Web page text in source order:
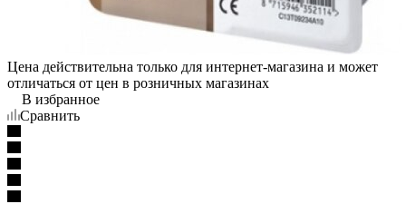
Цена действительна только для интернет-магазина и может
отличаться от цен в розничных магазинах
В избранное
Сравнить